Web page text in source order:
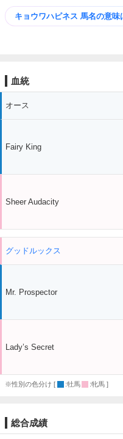
キョウワハピネス 馬名の意味
血統
オース
Fairy King
Sheer Audacity
グッドルックス
Mr. Prospector
Lady’s Secret
※性別の色分け [ :牡馬 :牝馬 ]
総合成績